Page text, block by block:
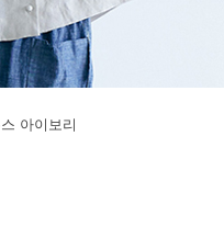
아이보리